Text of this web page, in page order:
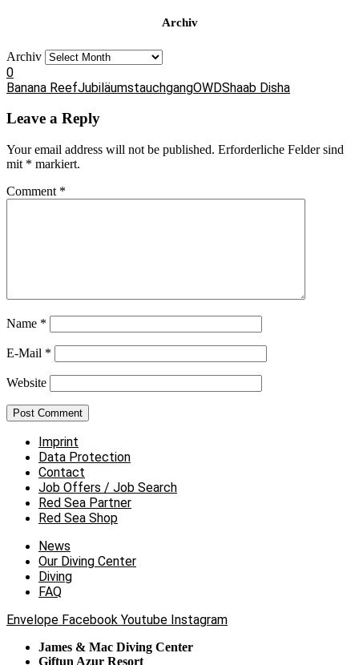
Archiv
Archiv
0
Banana ReefJubiläumstauchgangOWDShaab Disha
Leave a Reply
Your email address will not be published. Erforderliche Felder sind
mit * markiert.
Comment *
Name *
E-Mail *
Website
Imprint
Data Protection
Contact
Job Offers / Job Search
Red Sea Partner
Red Sea Shop
News
Our Diving Center
Diving
FAQ
Envelope Facebook Youtube Instagram
James & Mac Diving Center
Giftun Azur Resort